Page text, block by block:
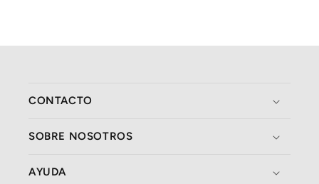
CONTACTO
SOBRE NOSOTROS
AYUDA